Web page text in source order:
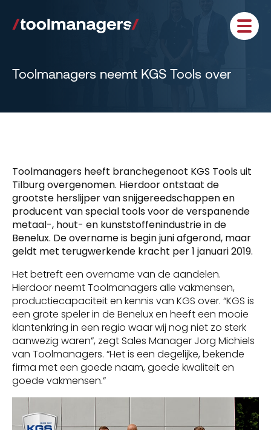
Toolmanagers neemt KGS Tools over
Toolmanagers heeft branchegenoot KGS Tools uit
Tilburg overgenomen. Hierdoor ontstaat de
grootste herslijper van snijgereedschappen en
producent van special tools voor de verspanende
metaal-, hout- en kunststoffenindustrie in de
Benelux. De overname is begin juni afgerond, maar
geldt met terugwerkende kracht per 1 januari 2019.
Het betreft een overname van de aandelen.
Hierdoor neemt Toolmanagers alle vakmensen,
productiecapaciteit en kennis van KGS over. “KGS is
een grote speler in de Benelux en heeft een mooie
klantenkring in een regio waar wij nog niet zo sterk
aanwezig waren”, zegt Sales Manager Jorg Michiels
van Toolmanagers. “Het is een degelijke, bekende
firma met een goede naam, goede kwaliteit en
goede vakmensen.”